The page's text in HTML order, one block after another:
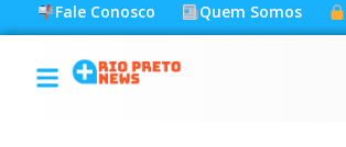
Fale Conosco Quem Somos